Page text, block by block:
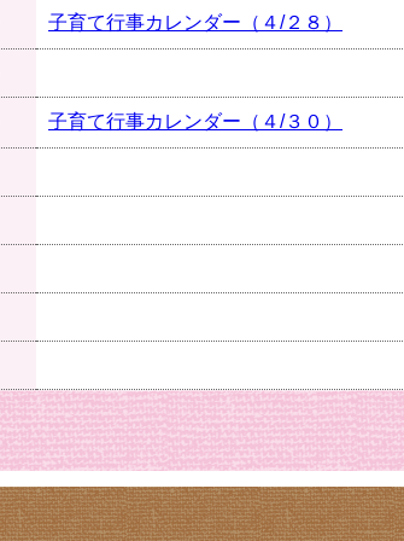
子育て行事カレンダー（４/２８）
子育て行事カレンダー（４/３０）